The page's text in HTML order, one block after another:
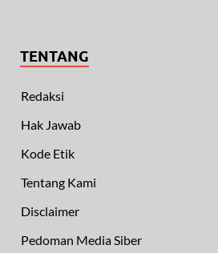
TENTANG
Redaksi
Hak Jawab
Kode Etik
Tentang Kami
Disclaimer
Pedoman Media Siber